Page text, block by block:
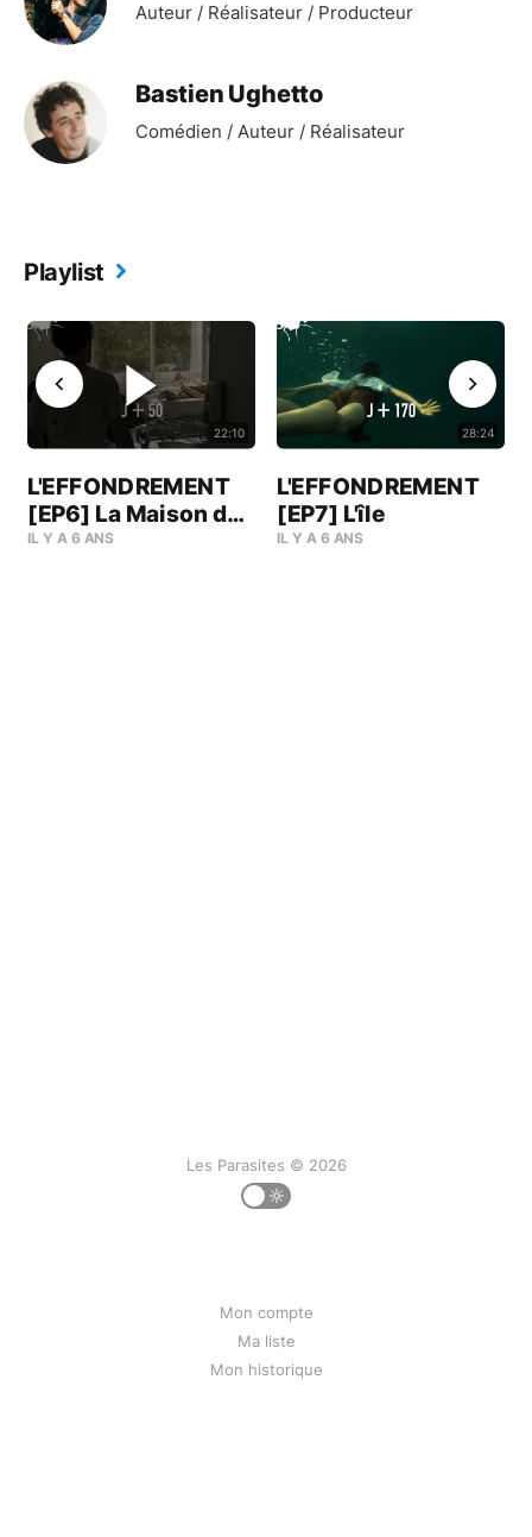
Auteur / Réalisateur / Producteur
Bastien Ughetto
Comédien / Auteur / Réalisateur
Playlist
22:10
L'EFFONDREMENT
[EP6] La Maison de
Retraite
IL Y A 6 ANS
28:24
L'EFFONDREMENT
[EP7] L'île
IL Y A 6 ANS
Les Parasites © 2026
Mon compte
Ma liste
Mon historique